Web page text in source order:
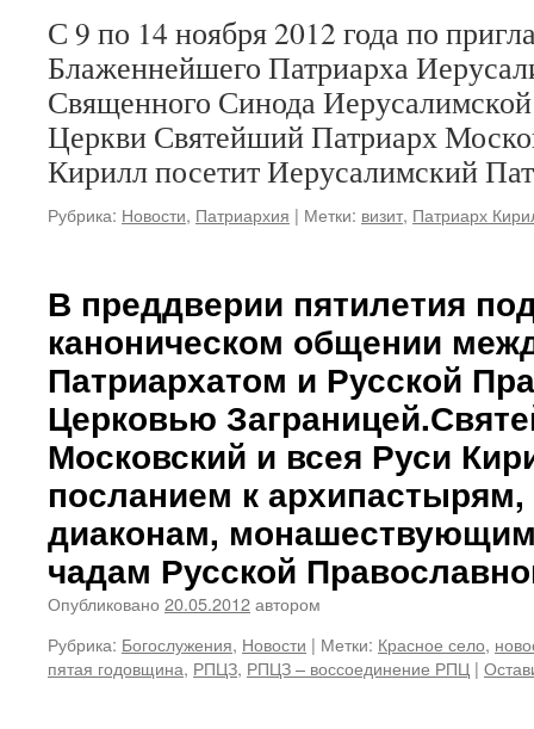
С 9 по 14 ноября 2012 года по
Блаженнейшего Патриарха
Священного Синода
Церкви Святейший Патриарх
Кирилл посетит Иерусалимский
Рубрика: Новости, Патриархия | Метки: визит, Патриарх
В преддверии пятилетия
каноническом общении
Патриархатом и Русской
Церковью
Московский и всея Руси
посланием к
диаконам,
чадам Русской
Опубликовано 20.05.2012автором
Рубрика: Богослужения, Новости | Метки: Красное село,
пятая годовщина, РПЦЗ, РПЦЗ – воссоединение РПЦ |